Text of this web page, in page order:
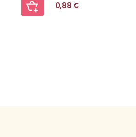
0,88 €